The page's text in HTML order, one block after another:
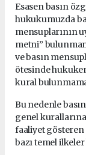
Esasen basın
hukukumuzda
mensuplarının
metni”
ve basın
ötesinde
kural
Bu nedenle
genel
faaliyet gösteren
bazı temel